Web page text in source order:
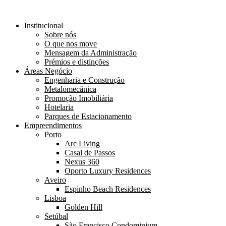
Institucional
Sobre nós
O que nos move
Mensagem da Administração
Prémios e distinções
Áreas Negócio
Engenharia e Construção
Metalomecânica
Promoção Imobiliária
Hotelaria
Parques de Estacionamento
Empreendimentos
Porto
Arc Living
Casal de Passos
Nexus 360
Oporto Luxury Residences
Aveiro
Espinho Beach Residences
Lisboa
Golden Hill
Setúbal